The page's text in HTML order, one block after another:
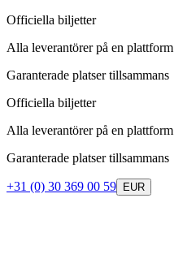
Officiella biljetter
Alla leverantörer på en plattform
Garanterade platser tillsammans
Officiella biljetter
Alla leverantörer på en plattform
Garanterade platser tillsammans
+31 (0) 30 369 00 59 EUR